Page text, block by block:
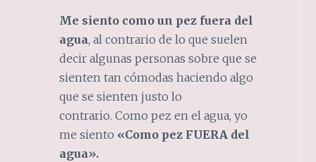
Me siento como un pez fuera del
agua, al contrario de lo que suelen
decir algunas personas sobre que se
sienten tan cómodas haciendo algo
que se sienten justo lo
contrario. Como pez en el agua, yo
me siento «Como pez FUERA del
agua».